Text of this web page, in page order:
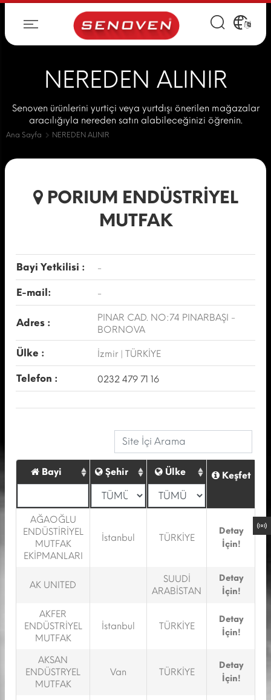
NEREDEN ALINIR
Senoven ürünlerini yurtiçi veya yurtdışı önerilen mağazalar
aracılığıyla nereden satın alabileceğinizi öğrenin.
Ana Sayfa NEREDEN ALINIR
PORIUM ENDÜSTRİYEL
MUTFAK
Bayi Yetkilisi : -
E-mail: -
Adres :
PINAR CAD. NO:74 PINARBAŞI -
BORNOVA
Ülke : İzmir | TÜRKİYE
Telefon : 0232 479 71 16
Bayi Şehir Ülke Keşfet
AĞAOĞLU
ENDÜSTİRİYEL
MUTFAK
EKİPMANLARI
İstanbul TÜRKİYE
Detay
İçin!
AK UNITED
SUUDİ
ARABİSTAN
Detay
İçin!
AKFER
ENDÜSTRİYEL
MUTFAK
İstanbul TÜRKİYE
Detay
İçin!
AKSAN
ENDÜSTRYEL
MUTFAK
Van TÜRKİYE
Detay
İçin!